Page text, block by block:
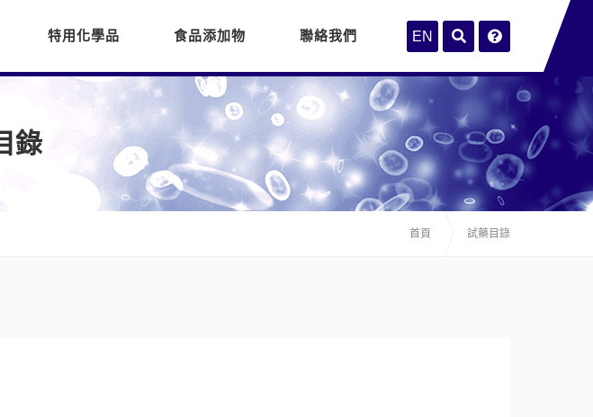
錄
首頁 試藥目錄
特用化學品 食品添加物 聯絡我們 EN